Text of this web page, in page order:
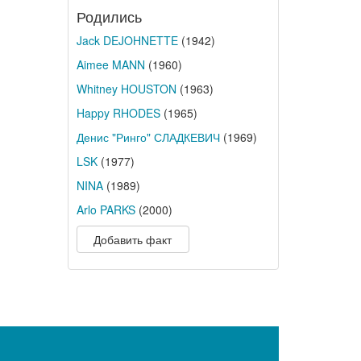
Родились
Jack DEJOHNETTE(1942)
Aimee MANN (1960)
Whitney HOUSTON (1963)
Happy RHODES(1965)
Денис "Ринго" СЛАДКЕВИЧ(1969)
LSK(1977)
NINA(1989)
Arlo PARKS(2000)
Добавить факт